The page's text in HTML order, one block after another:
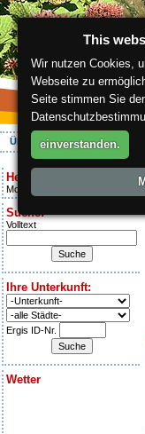
Über die Region Aktiv
Heute ist:
Monday 10.08.2026
Suche:
Volltext
Ihre Unterkunft:
Ergis ID-Nr.
Wetter
This
Wir nutzen Cookies,
Webseite zu
Seite stimmen Sie
einverstanden.